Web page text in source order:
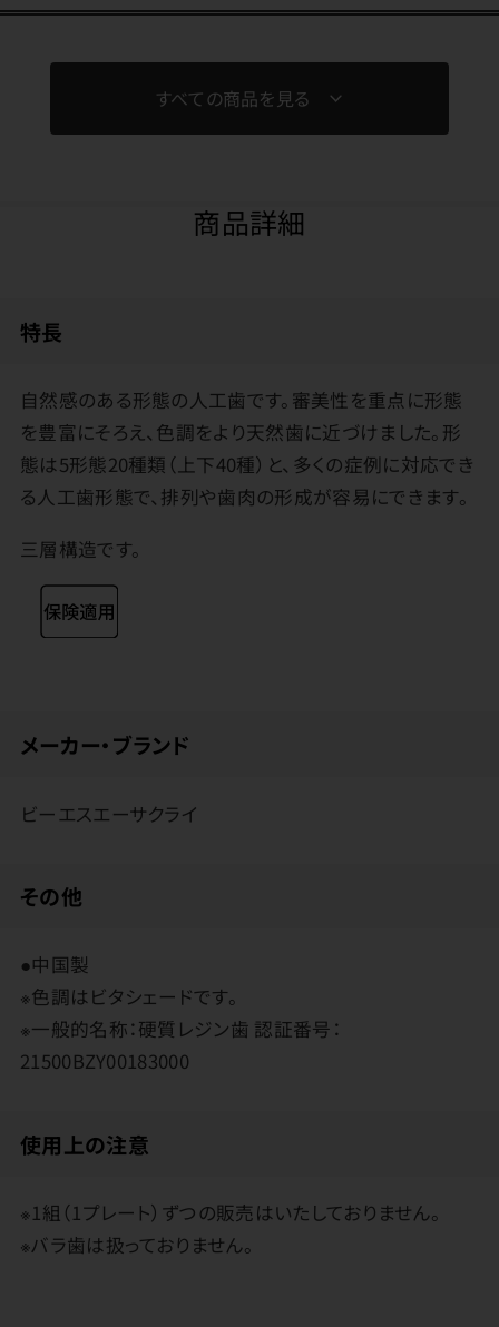
すべての商品を見る
商品詳細
特長
自然感のある形態の人工歯です。審美性を重点に形態
を豊富にそろえ、色調をより天然歯に近づけました。形
態は5形態20種類（上下40種）と、多くの症例に対応でき
る人工歯形態で、排列や歯肉の形成が容易にできます。
三層構造です。
メーカー・ブランド
ビーエスエーサクライ
その他
●中国製
※色調はビタシェードです。
※一般的名称：硬質レジン歯 認証番号：
21500BZY00183000
使用上の注意
※1組（1プレート）ずつの販売はいたしておりません。
※バラ歯は扱っておりません。